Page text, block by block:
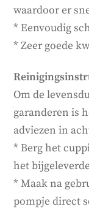
waardoor er
* Eenvoudig
* Zeer goede
Om de
garanderen is
adviezen in
* Berg het
het
* Maak na
pompje direct